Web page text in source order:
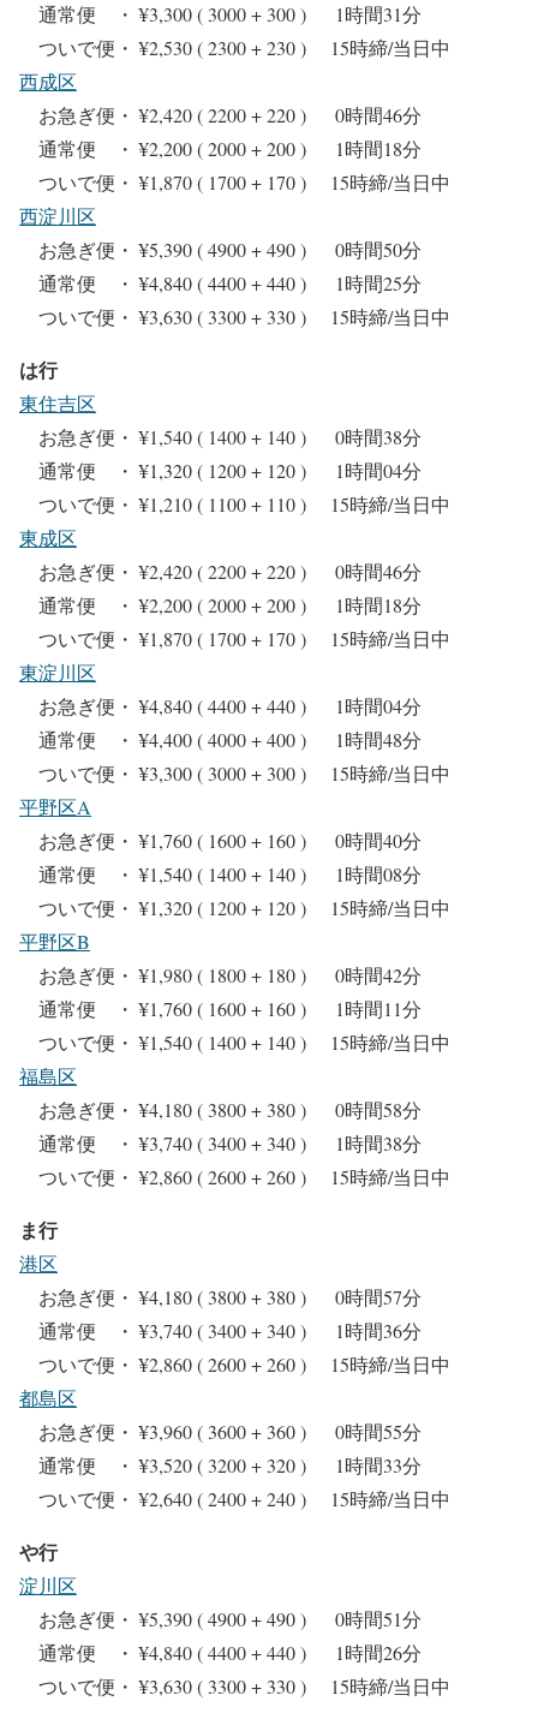
通常便 ・ ¥3,300 ( 3000 + 300 ) 1時間31分
ついで便・ ¥2,530 ( 2300 + 230 ) 15時締/当日中
西成区
お急ぎ便・ ¥2,420 ( 2200 + 220 ) 0時間46分
通常便 ・ ¥2,200 ( 2000 + 200 ) 1時間18分
ついで便・ ¥1,870 ( 1700 + 170 ) 15時締/当日中
西淀川区
お急ぎ便・ ¥5,390 ( 4900 + 490 ) 0時間50分
通常便 ・ ¥4,840 ( 4400 + 440 ) 1時間25分
ついで便・ ¥3,630 ( 3300 + 330 ) 15時締/当日中
は行
東住吉区
お急ぎ便・ ¥1,540 ( 1400 + 140 ) 0時間38分
通常便 ・ ¥1,320 ( 1200 + 120 ) 1時間04分
ついで便・ ¥1,210 ( 1100 + 110 ) 15時締/当日中
東成区
お急ぎ便・ ¥2,420 ( 2200 + 220 ) 0時間46分
通常便 ・ ¥2,200 ( 2000 + 200 ) 1時間18分
ついで便・ ¥1,870 ( 1700 + 170 ) 15時締/当日中
東淀川区
お急ぎ便・ ¥4,840 ( 4400 + 440 ) 1時間04分
通常便 ・ ¥4,400 ( 4000 + 400 ) 1時間48分
ついで便・ ¥3,300 ( 3000 + 300 ) 15時締/当日中
平野区A
お急ぎ便・ ¥1,760 ( 1600 + 160 ) 0時間40分
通常便 ・ ¥1,540 ( 1400 + 140 ) 1時間08分
ついで便・ ¥1,320 ( 1200 + 120 ) 15時締/当日中
平野区B
お急ぎ便・ ¥1,980 ( 1800 + 180 ) 0時間42分
通常便 ・ ¥1,760 ( 1600 + 160 ) 1時間11分
ついで便・ ¥1,540 ( 1400 + 140 ) 15時締/当日中
福島区
お急ぎ便・ ¥4,180 ( 3800 + 380 ) 0時間58分
通常便 ・ ¥3,740 ( 3400 + 340 ) 1時間38分
ついで便・ ¥2,860 ( 2600 + 260 ) 15時締/当日中
ま行
港区
お急ぎ便・ ¥4,180 ( 3800 + 380 ) 0時間57分
通常便 ・ ¥3,740 ( 3400 + 340 ) 1時間36分
ついで便・ ¥2,860 ( 2600 + 260 ) 15時締/当日中
都島区
お急ぎ便・ ¥3,960 ( 3600 + 360 ) 0時間55分
通常便 ・ ¥3,520 ( 3200 + 320 ) 1時間33分
ついで便・ ¥2,640 ( 2400 + 240 ) 15時締/当日中
や行
淀川区
お急ぎ便・ ¥5,390 ( 4900 + 490 ) 0時間51分
通常便 ・ ¥4,840 ( 4400 + 440 ) 1時間26分
ついで便・ ¥3,630 ( 3300 + 330 ) 15時締/当日中